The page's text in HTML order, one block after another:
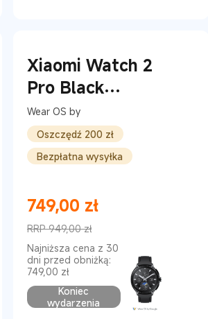
Xiaomi Watch 2
Pro Black
bluetooth
Wear OS by
Oszczędź 200 zł
Bezpłatna wysyłka
749,00 zł
RRP 949,00 zł
Cena rynkowa 949,00 zł
Najniższa cena z 30
dni przed obniżką:
749,00 zł
Koniec
wydarzenia